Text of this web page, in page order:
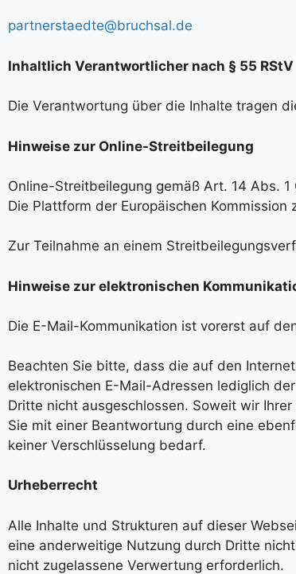
partnerstaedte@bruchsal.de
Inhaltlich Verantwortlicher nach § 55 RStV
Die Verantwortung über die Inhalte tragen
Hinweise zur Online-Streitbeilegung
Online-Streitbeilegung gemäß Art. 14 Abs. 1
Die Plattform der Europäischen
Zur Teilnahme an einem
Hinweise zur elektronischen
Die E-Mail-Kommunikation ist vorerst auf
Beachten Sie bitte, dass die auf den
elektronischen E-Mail-Adressen lediglich
Dritte nicht ausgeschlossen. Soweit wir
Sie mit einer Beantwortung durch eine
keiner Verschlüsselung bedarf.
Urheberrecht
Alle Inhalte und Strukturen auf dieser
eine anderweitige Nutzung durch Dritte
nicht zugelassene Verwertung erforderlich.